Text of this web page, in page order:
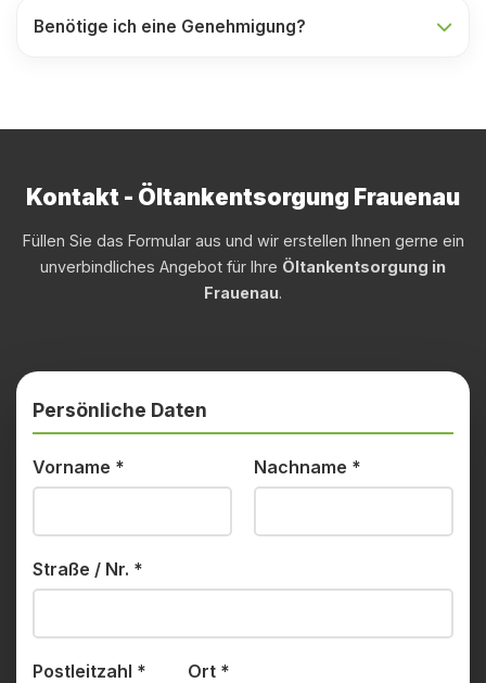
Benötige ich eine Genehmigung?
Kontakt - Öltankentsorgung Frauenau
Füllen Sie das Formular aus und wir erstellen Ihnen gerne ein
unverbindliches Angebot für Ihre Öltankentsorgung in
Frauenau.
Persönliche Daten
Vorname * Nachname *
Straße / Nr. *
Postleitzahl * Ort *